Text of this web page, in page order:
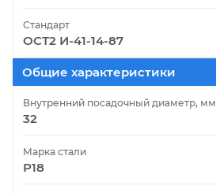
Стандарт
ОСТ2 И-41-14-87
Общие характеристики
Внутренний посадочный диаметр, мм
32
Марка стали
Р18